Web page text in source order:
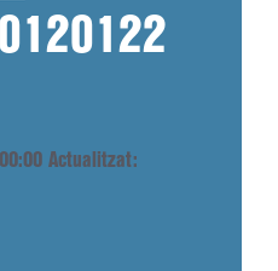
Actualitzat: